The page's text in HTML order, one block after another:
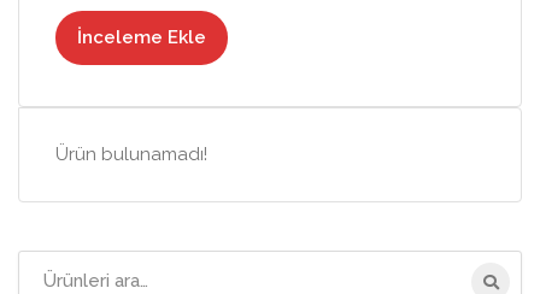
İnceleme Ekle
Ürün bulunamadı!
Ara: